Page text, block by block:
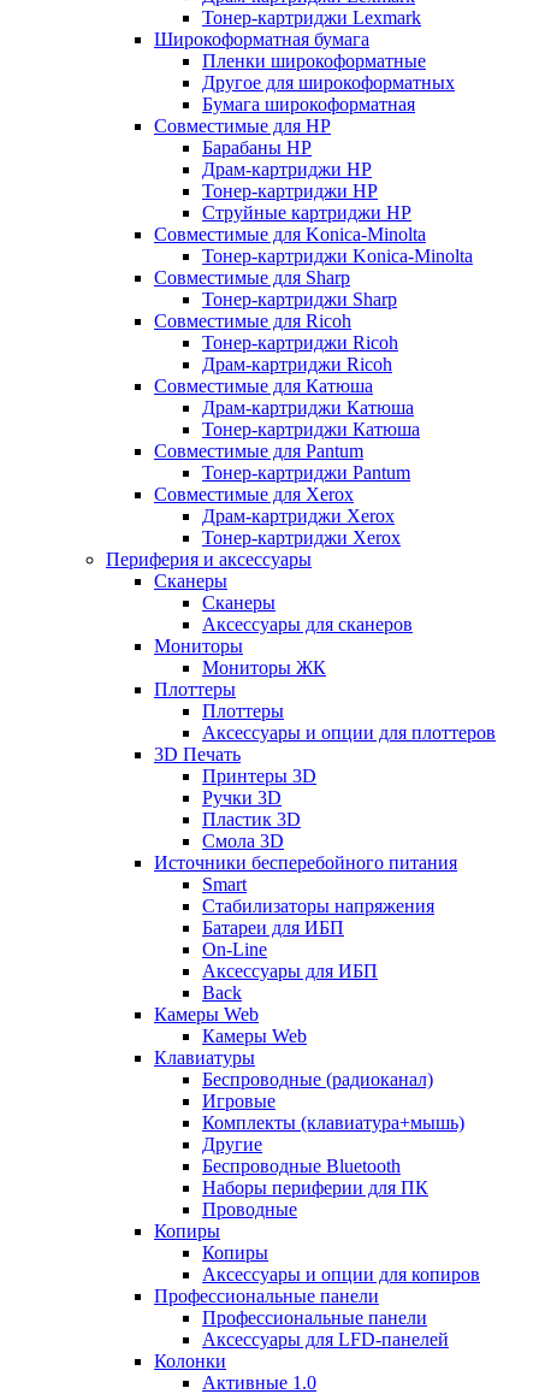
Тонер-картриджи Lexmark
Широкоформатная бумага
Пленки широкоформатные
Другое для широкоформатных
Бумага широкоформатная
Совместимые для HP
Барабаны HP
Драм-картриджи HP
Тонер-картриджи HP
Струйные картриджи HP
Совместимые для Konica-Minolta
Тонер-картриджи Konica-Minolta
Совместимые для Sharp
Тонер-картриджи Sharp
Совместимые для Ricoh
Тонер-картриджи Ricoh
Драм-картриджи Ricoh
Совместимые для Катюша
Драм-картриджи Катюша
Тонер-картриджи Катюша
Совместимые для Pantum
Тонер-картриджи Pantum
Совместимые для Xerox
Драм-картриджи Xerox
Тонер-картриджи Xerox
Периферия и аксессуары
Сканеры
Сканеры
Аксессуары для сканеров
Мониторы
Мониторы ЖК
Плоттеры
Плоттеры
Аксессуары и опции для плоттеров
3D Печать
Принтеры 3D
Ручки 3D
Пластик 3D
Смола 3D
Источники бесперебойного питания
Smart
Стабилизаторы напряжения
Батареи для ИБП
On-Line
Аксессуары для ИБП
Back
Камеры Web
Камеры Web
Клавиатуры
Беспроводные (радиоканал)
Игровые
Комплекты (клавиатура+мышь)
Другие
Беспроводные Bluetooth
Наборы периферии для ПК
Проводные
Копиры
Копиры
Аксессуары и опции для копиров
Профессиональные панели
Профессиональные панели
Аксессуары для LFD-панелей
Колонки
Активные 1.0